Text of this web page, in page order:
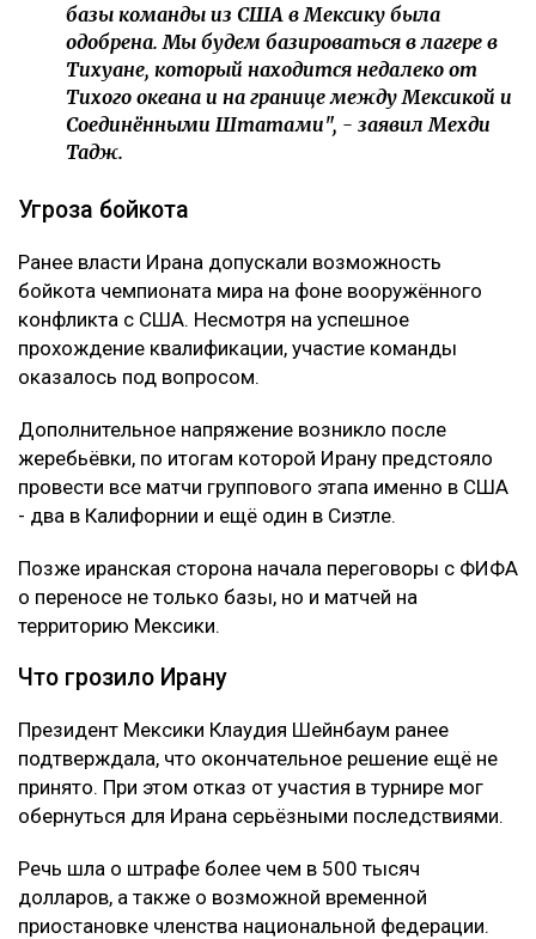
базы команды из США в Мексику была
одобрена. Мы будем базироваться в лагере в
Тихуане, который находится недалеко от
Тихого океана и на границе между Мексикой и
Соединёнными Штатами", - заявил Мехди
Тадж.
Угроза бойкота
Ранее власти Ирана допускали возможность
бойкота чемпионата мира на фоне вооружённого
конфликта с США. Несмотря на успешное
прохождение квалификации, участие команды
оказалось под вопросом.
Дополнительное напряжение возникло после
жеребьёвки, по итогам которой Ирану предстояло
провести все матчи группового этапа именно в США
- два в Калифорнии и ещё один в Сиэтле.
Позже иранская сторона начала переговоры с ФИФА
о переносе не только базы, но и матчей на
территорию Мексики.
Что грозило Ирану
Президент Мексики Клаудия Шейнбаум ранее
подтверждала, что окончательное решение ещё не
принято. При этом отказ от участия в турнире мог
обернуться для Ирана серьёзными последствиями.
Речь шла о штрафе более чем в 500 тысяч
долларов, а также о возможной временной
приостановке членства национальной федерации.